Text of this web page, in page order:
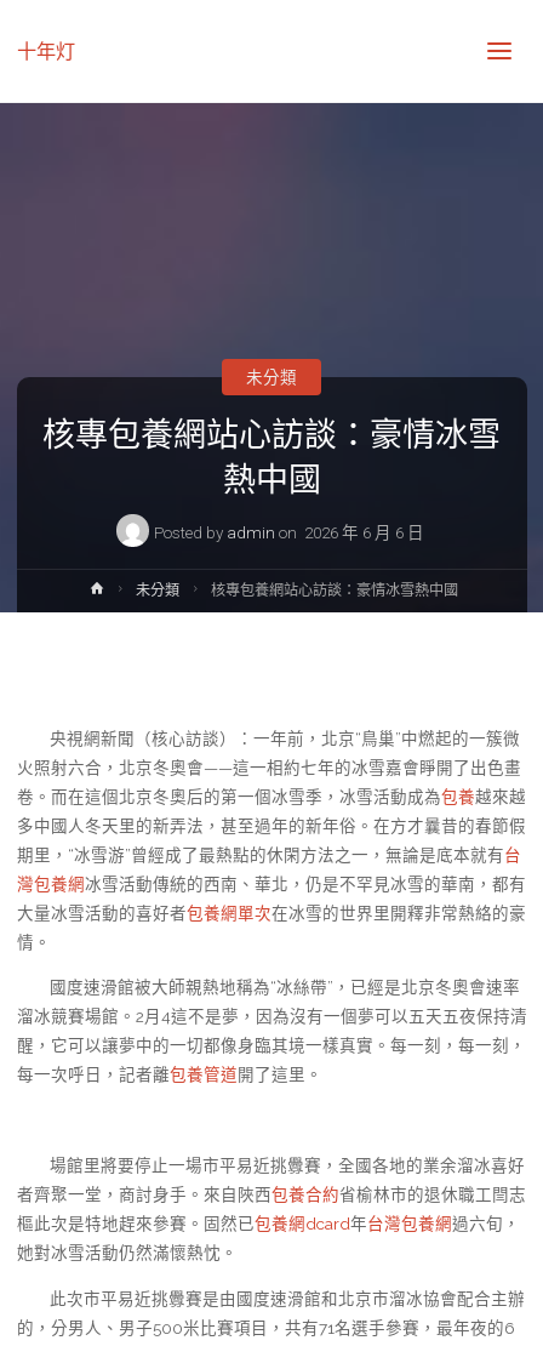
十年灯
核專包養網站心訪談：豪情冰雪
熱中國
Posted by admin on 2026 年 6 月 6 日
未分類
Home未分類 核專包養網站心訪談：豪情冰雪熱中國
央視網新聞（核心訪談）：一年前，北京“鳥巢”中燃起的一簇微
火照射六合，北京冬奧會——這一相約七年的冰雪嘉會睜開了出色畫
卷。而在這個北京冬奧后的第一個冰雪季，冰雪活動成為包養越來越
多中國人冬天里的新弄法，甚至過年的新年俗。在方才曩昔的春節假
期里，“冰雪游”曾經成了最熱點的休閑方法之一，無論是底本就有台
灣包養網冰雪活動傳統的西南、華北，仍是不罕見冰雪的華南，都有
大量冰雪活動的喜好者包養網單次在冰雪的世界里開釋非常熱絡的豪
情。
國度速滑館被大師親熱地稱為“冰絲帶”，已經是北京冬奧會速率
溜冰競賽場館。2月4這不是夢，因為沒有一個夢可以五天五夜保持清
醒，它可以讓夢中的一切都像身臨其境一樣真實。每一刻，每一刻，
每一次呼日，記者離包養管道開了這里。
場館里將要停止一場市平易近挑釁賽，全國各地的業余溜冰喜好
者齊聚一堂，商討身手。來自陜西包養合約省榆林市的退休職工閆志
樞此次是特地趕來參賽。固然已包養網dcard年台灣包養網過六旬，
她對冰雪活動仍然滿懷熱忱。
此次市平易近挑釁賽是由國度速滑館和北京市溜冰協會配合主辦
的，分男人、男子500米比賽項目，共有71名選手參賽，最年夜的6